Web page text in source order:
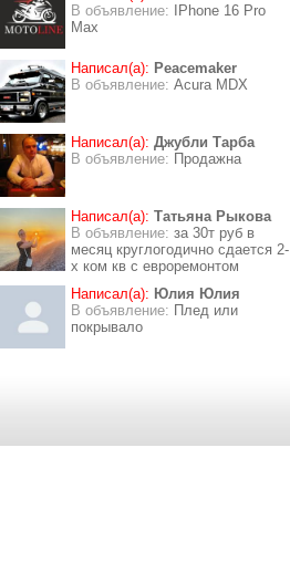
В объявление:
IPhone 16 Pro
Max
Написал(а): Peacemaker
В объявление: Acura MDX
Написал(а): Джубли Тарба
В объявление: Продажна
Написал(а): Татьяна Рыкова
В объявление: за 30т руб в
месяц круглогодично сдается 2-
х ком кв с евроремонтом
Написал(а): Юлия Юлия
В объявление: Плед или
покрывало